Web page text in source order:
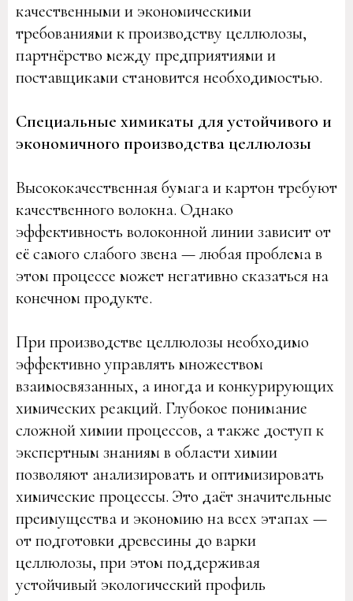
качественными и экономическими
требованиями к производству целлюлозы,
партнёрство между предприятиями и
поставщиками становится необходимостью.
Специальные химикаты для устойчивого и
экономичного производства целлюлозы
Высококачественная бумага и картон требуют
качественного волокна. Однако
эффективность волоконной линии зависит от
её самого слабого звена — любая проблема в
этом процессе может негативно сказаться на
конечном продукте.
При производстве целлюлозы необходимо
эффективно управлять множеством
взаимосвязанных, а иногда и конкурирующих
химических реакций. Глубокое понимание
сложной химии процессов, а также доступ к
экспертным знаниям в области химии
позволяют анализировать и оптимизировать
химические процессы. Это даёт значительные
преимущества и экономию на всех этапах —
от подготовки древесины до варки
целлюлозы, при этом поддерживая
устойчивый экологический профиль